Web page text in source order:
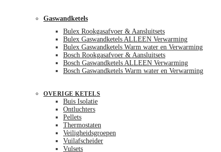
Gaswandketels
Bulex Rookgasafvoer & Aansluitsets
Bulex Gaswandketels ALLEEN Verwarming
Bulex Gaswandketels Warm water en Verwarming
Bosch Rookgasafvoer & Aansluitsets
Bosch Gaswandketels ALLEEN Verwarming
Bosch Gaswandketels Warm water en Verwarming
OVERIGE KETELS
Buis Isolatie
Ontluchters
Pellets
Thermostaten
Veiligheidsgroepen
Vuilafscheider
Vulsets